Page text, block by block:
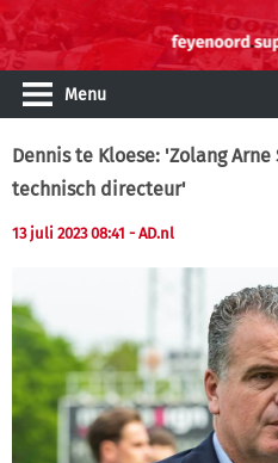
Menu
Dennis te Kloese: 'Zolang
technisch directeur'
13 juli 2023 08:41 - AD.nl